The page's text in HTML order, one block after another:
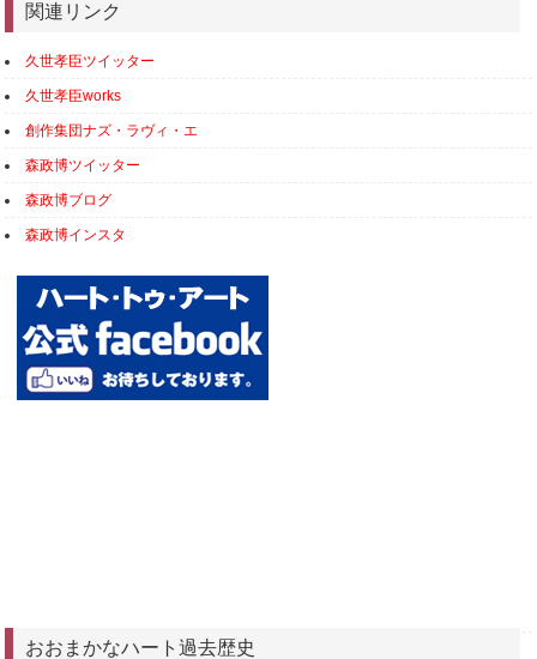
関連リンク
久世孝臣ツイッター
久世孝臣​works
創作集団ナズ・ラヴィ・エ
森政博ツイッター
森政博ブログ
森政博インスタ
おおまかなハート過去歴史